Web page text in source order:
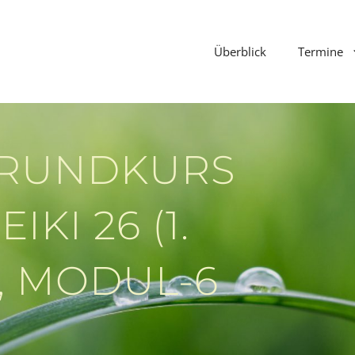
Überblick Termine
26 (1.
MODUL-6